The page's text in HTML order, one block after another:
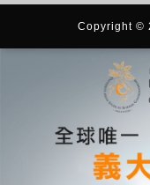
Copyright ©